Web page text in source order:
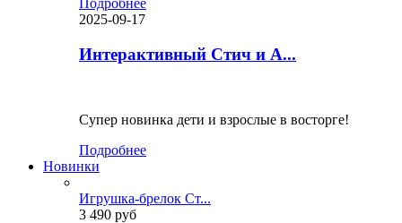
Подробнее
2025-09-17
Интерактивный Стич и А...
Супер новинка дети и взрослые в восторге!
Подробнее
Новинки
Игрушка-брелок Ст...
3 490 руб